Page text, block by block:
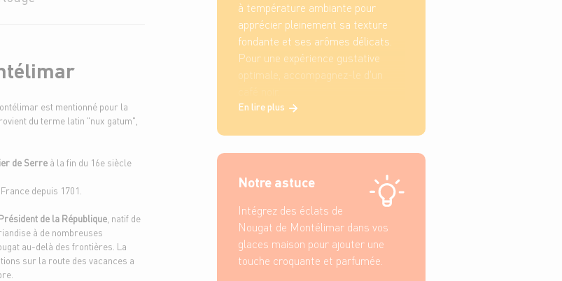
à température ambiante pour
apprécier pleinement sa texture
fondante et ses arômes délicats.
Pour une expérience gustative
optimale, accompagnez-le d'un
En lire plus
Notre astuce
Intégrez des éclats de
Nougat de Montélimar dans vos
glaces maison pour ajouter une
touche croquante et parfumée.
est mentionné pour la
du terme latin "nux gatum",
de Serre à la fin du 16e siècle
depuis 1701.
de la République , natif de
à de nombreuses
au-delà des frontières. La
sur la route des vacances a